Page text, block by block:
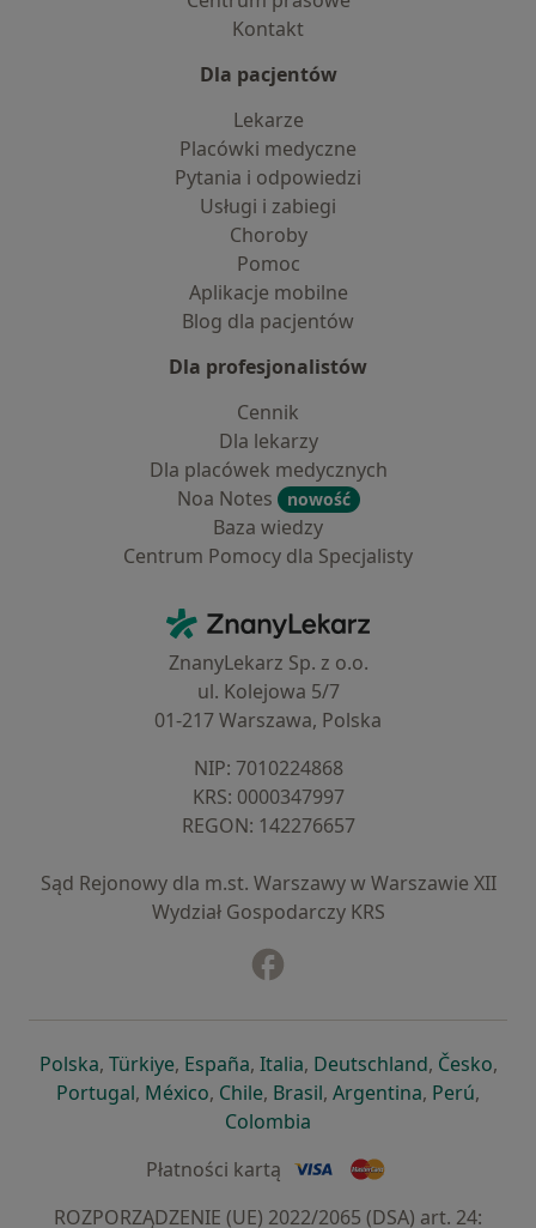
Kontakt
Dla pacjentów
Lekarze
Placówki medyczne
Pytania i odpowiedzi
Usługi i zabiegi
Choroby
Pomoc
Aplikacje mobilne
Blog dla pacjentów
Dla profesjonalistów
Cennik
Dla lekarzy
Dla placówek medycznych
Noa Notes
nowość
Baza wiedzy
Centrum Pomocy dla Specjalisty
ZnanyLekarz - Strona główna
ZnanyLekarz Sp. z o.o.
ul. Kolejowa 5/7
01-217 Warszawa, Polska
NIP: ⁠7010224868
KRS: ⁠0000347997
REGON: ⁠142276657
Sąd Rejonowy dla m.st. Warszawy w Warszawie XII
Wydział Gospodarczy KRS
Polskaotwiera się w nowej karcie
, Türkiyeotwiera się w nowej karcie
, Españaotwiera się w nowej karcie
, Italiaotwiera się w nowej
, Deutschlandotwiera się
, Česko,
Portugalotwiera się w nowej karcie
, Méxicootwiera się w nowej karcie
, Chileotwiera się w nowej karcie
, Brasilotwiera się w nowej
, Argentinaotwiera się
, Perú,
Colombia
Płatności kartą
ROZPORZĄDZENIE (UE) 2022/2065 (DSA) art. 24: